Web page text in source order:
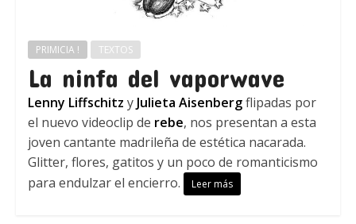
PRIMICIA ! TEXTOS
La ninfa del vaporwave
Lenny Liffschitz y Julieta Aisenbergflipadas por
el nuevo videoclip de rebe, nos presentan a esta
joven cantante madrileña de estética nacarada.
Glitter, flores, gatitos y un poco de romanticismo
para endulzar el encierro.
Leer más